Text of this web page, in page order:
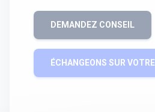
DEMANDEZ CONSEIL
ÉCHANGEONS SUR